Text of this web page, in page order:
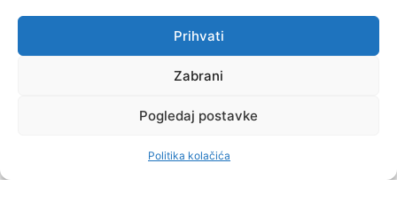
Prihvati
Zabrani
Pogledaj postavke
Politika kolačića
koji pokušavamo osvijetliti iz
više aspekata, prigodnih
rubrika i poticajnih inicijativa.